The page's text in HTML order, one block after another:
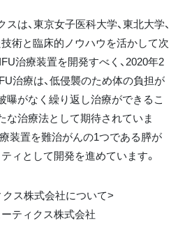
は、東京⼥⼦医科⼤学、東北⼤学、
術と臨床的ノウハウを活かして次
治療装置を開発すべく、2020年2
治療は、低侵襲のため体の負担が
曝がなく繰り返し治療ができるこ
な治療法として期待されていま
装置を難治がんの1つである膵が
ィとして開発を進めています。
ス株式会社について>
ーティクス株式会社